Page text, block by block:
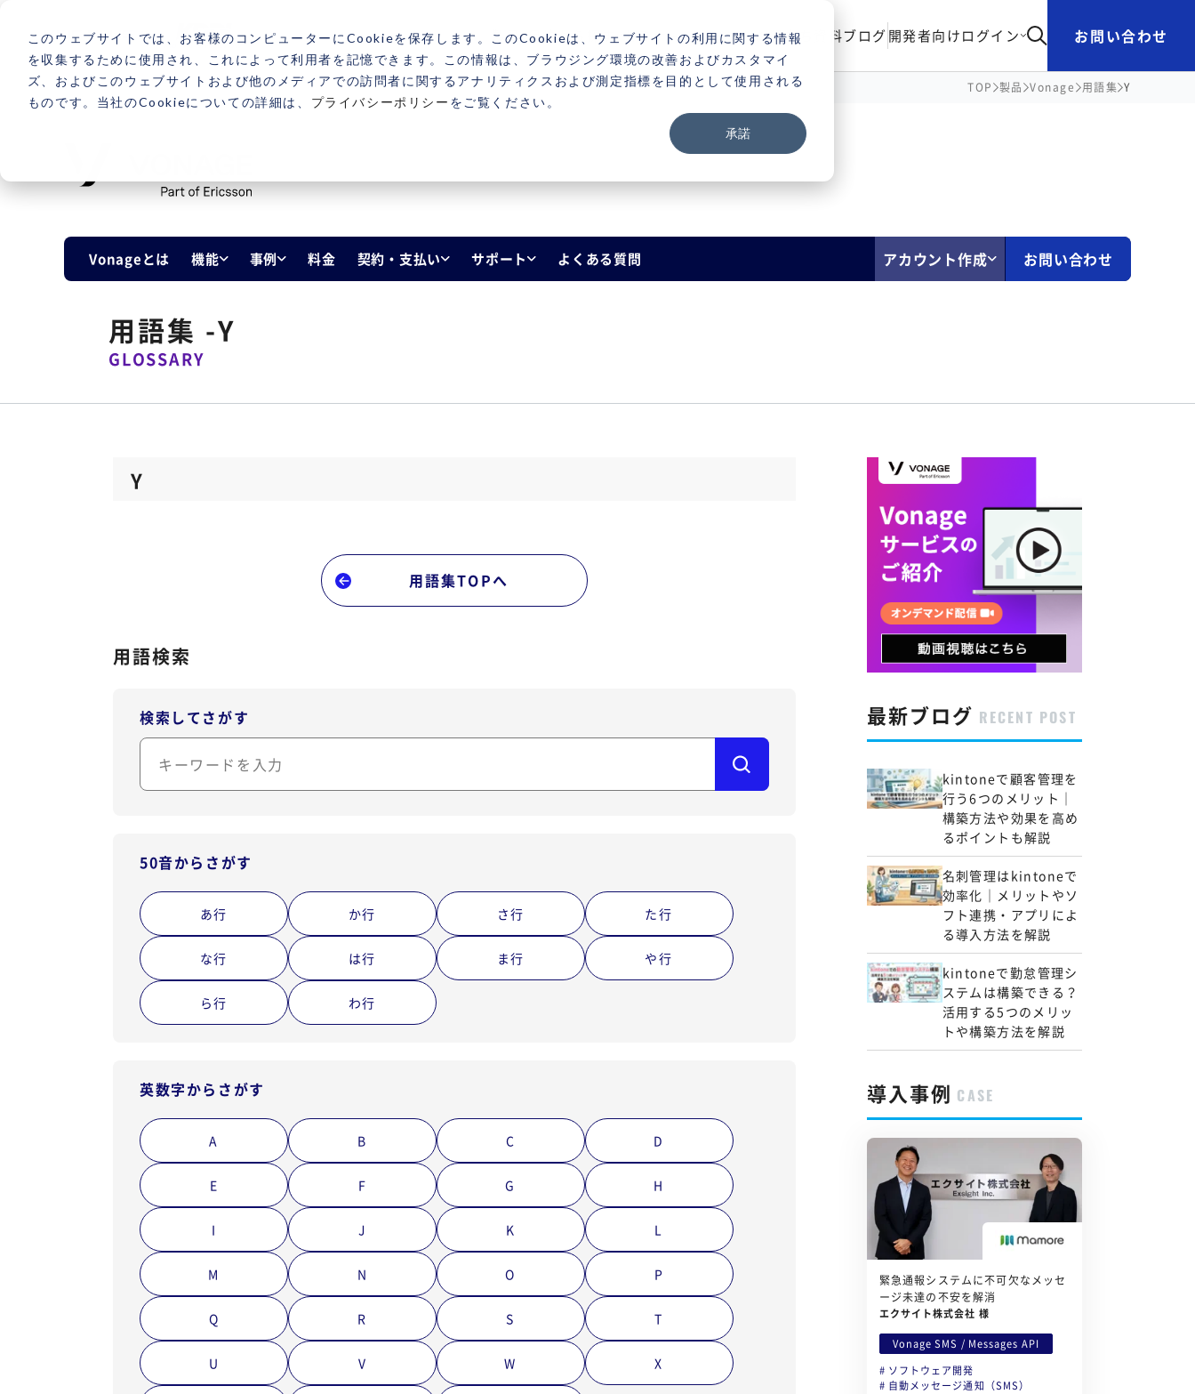
このウェブサイトでは、お客様のコンピューターにCookieを保存します。このCookieは、ウェブサイトの利用に関する情報
を収集するために使用され、これによって利用者を記憶できます。この情報は、ブラウジング環境の改善およびカスタマイ
ズ、およびこのウェブサイトおよび他のメディアでの訪問者に関するアナリティクスおよび測定指標を目的として使用される
ものです。当社のCookieについての詳細は、 プライバシーポリシー をご覧ください。
承諾
製品 目的から探す セミナー・イベントお役立ち資料ブログ開発者向けログイン お問い合わせ
TOP 製品 Vonage 用語集 Y
Vonageとは 機能 事例 料金 契約・支払い サポート よくある質問 アカウント作成 お問い合わせ
用語集 -Y
GLOSSARY
Y
用語集TOPへ
用語検索
検索してさがす
50音からさがす
あ行 か行 さ行 た行
な行 は行 ま行 や行
ら行 わ行
英数字からさがす
A B C D
E F G H
I J K L
M N O P
Q R S T
U V W X
最新ブログ RECENT POST
kintoneで顧客管理を
行う6つのメリット｜
構築方法や効果を高め
るポイントも解説
名刺管理はkintoneで
効率化｜メリットやソ
フト連携・アプリによ
る導入方法を解説
kintoneで勤怠管理シ
ステムは構築できる？
活用する5つのメリッ
トや構築方法を解説
導入事例 CASE
緊急通報システムに不可欠なメッセ
ージ未達の不安を解消
エクサイト株式会社 様
Vonage SMS / Messages API
ソフトウェア開発
自動メッセージ通知（SMS）